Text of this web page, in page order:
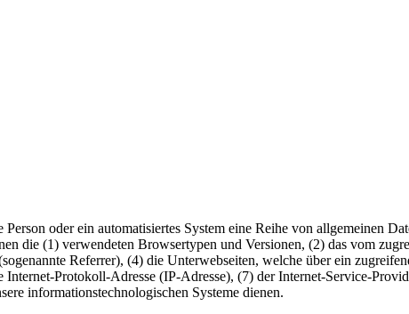
oder ein automatisiertes System eine Reihe von allgemeinen
die (1) verwendeten Browsertypen und Versionen, (2) das vom
Referrer), (4) die Unterwebseiten, welche über ein
Protokoll-Adresse (IP-Adresse), (7) der Internet-Service-
informationstechnologischen Systeme dienen.